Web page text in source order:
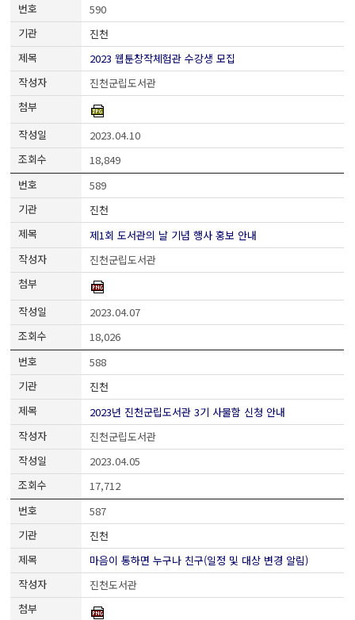
590
진천
2023 웹툰창작체험관 수강생 모집
진천군립도서관
2023.04.10
18,849
589
진천
제1회 도서관의 날 기념 행사 홍보 안내
진천군립도서관
2023.04.07
18,026
588
진천
2023년 진천군립도서관 3기 사물함 신청 안내
진천군립도서관
2023.04.05
17,712
587
진천
마음이 통하면 누구나 친구(일정 및 대상 변경 알림)
진천도서관